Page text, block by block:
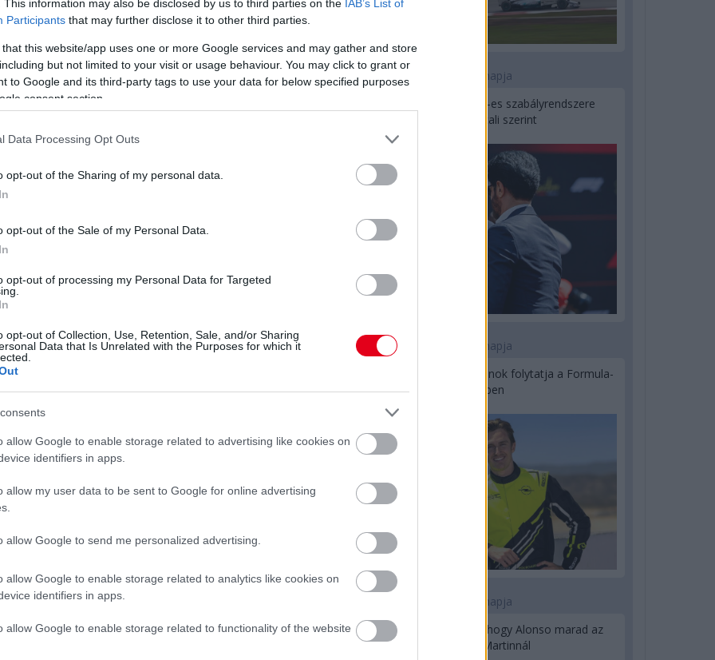
This information may also be disclosed by us to third parties on the IAB’s List of
Participants that may further disclose it to other third parties.
that this website/app uses one or more Google services and may gather and store
but not limited to your visit or usage behaviour. You may click to grant or
to Google and its third-party tags to use your data for below specified purposes
consent section.
Data Processing Opt Outs
opt-out of the Sharing of my personal data.
opt-out of the Sale of my Personal Data.
opt-out of processing my Personal Data for Targeted
opt-out of Collection, Use, Retention, Sale, and/or Sharing
Data that Is Unrelated with the Purposes for which it
allow Google to enable storage related to advertising like cookies on
identifiers in apps.
allow my user data to be sent to Google for online advertising
allow Google to send me personalized advertising.
allow Google to enable storage related to analytics like cookies on
identifiers in apps.
allow Google to enable storage related to functionality of the website
nem segített az időmérőn sem. Szeretnék
a Racing Steps Foundation szervezetnek,
gratulálok Matthieu-nek is, aki egész
alkalommal 110 százalékot kellett
elégnek bizonyult” - nyilatkozta a boldog
vezet majd Rowland útja. A WSR
eddig azonban még szinte fel se
Idő
42:33.351
1 napja
Ilyen lehet a jövő F1-es szabályrendszere
Domenicali szerint
2 napja
Újabb korábbi F2-es bajnok folytatja a Formula-
E-ben
2 napja
Newey biztos benne, hogy Alonso marad az
Aston Martinnál